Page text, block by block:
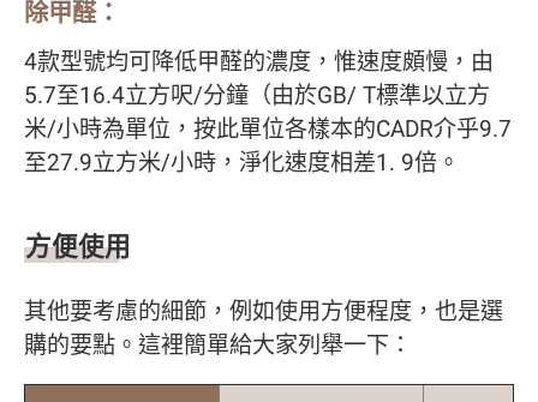
除甲醛：
4款型號均可降低甲醛的濃度，惟速度頗慢，由
5.7至16.4立方呎/分鐘（由於GB/ T標準以立方
米/小時為單位，按此單位各樣本的CADR介乎9.7
至27.9立方米/小時，淨化速度相差1. 9倍。
方便使用
其他要考慮的細節，例如使用方便程度，也是選
購的要點。這裡簡單給大家列舉一下：